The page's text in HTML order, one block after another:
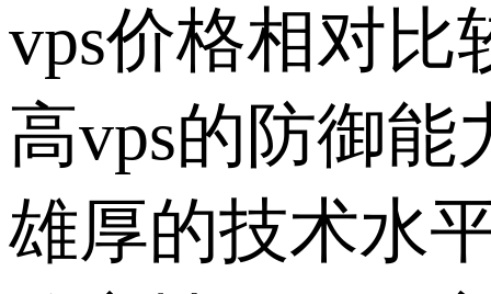
vps价格相对比
高vps的防御
雄厚的技术水